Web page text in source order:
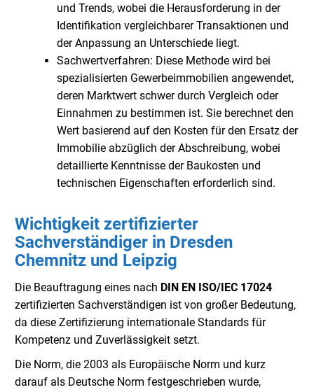
und Trends, wobei die Herausforderung in der
Identifikation vergleichbarer Transaktionen und
der Anpassung an Unterschiede liegt.
Sachwertverfahren: Diese Methode wird bei
spezialisierten Gewerbeimmobilien angewendet,
deren Marktwert schwer durch Vergleich oder
Einnahmen zu bestimmen ist. Sie berechnet den
Wert basierend auf den Kosten für den Ersatz der
Immobilie abzüglich der Abschreibung, wobei
detaillierte Kenntnisse der Baukosten und
technischen Eigenschaften erforderlich sind.
Wichtigkeit zertifizierter
Sachverständiger in Dresden
Chemnitz und Leipzig
Die Beauftragung eines nach DIN EN ISO/IEC 17024
zertifizierten Sachverständigen ist von großer Bedeutung,
da diese Zertifizierung internationale Standards für
Kompetenz und Zuverlässigkeit setzt.
Die Norm, die 2003 als Europäische Norm und kurz
darauf als Deutsche Norm festgeschrieben wurde,